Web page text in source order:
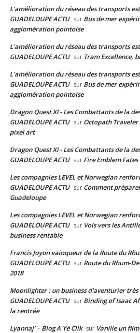
L'amélioration du réseau des transports
GUADELOUPE ACTU sur Bus de mer
agglomération pointoise
L'amélioration du réseau des transports
GUADELOUPE ACTU sur Tram Excellence,
L'amélioration du réseau des transports
GUADELOUPE ACTU sur Bus de mer
agglomération pointoise
Dragon Quest XI - Les Combattants de la
GUADELOUPE ACTU sur Octopath Traveler
pixel art
Dragon Quest XI - Les Combattants de la
GUADELOUPE ACTU sur Fire Emblem Fates
Les compagnies LEVEL et Norwegian
GUADELOUPE ACTU sur Comment
Guadeloupe
Les compagnies LEVEL et Norwegian
GUADELOUPE ACTU sur Vols vers les
business rentable
Francis Joyon vainqueur de la Route du
GUADELOUPE ACTU sur Route du Rhum-
2018
Moonlighter : un business d'aventurier
GUADELOUPE ACTU sur Binding of Isaac
la rentrée
Lyannaj’ – Blog A Yé Clik sur Vanille un